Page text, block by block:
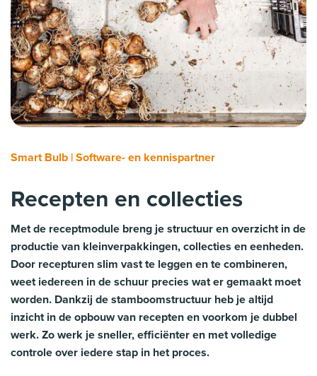
Smart Bulb | Software- en kennispartner
Recepten en collecties
Met de receptmodule breng je structuur en overzicht in de
productie van kleinverpakkingen, collecties en eenheden.
Door recepturen slim vast te leggen en te combineren,
weet iedereen in de schuur precies wat er gemaakt moet
worden. Dankzij de stamboomstructuur heb je altijd
inzicht in de opbouw van recepten en voorkom je dubbel
werk. Zo werk je sneller, efficiënter en met volledige
controle over iedere stap in het proces.